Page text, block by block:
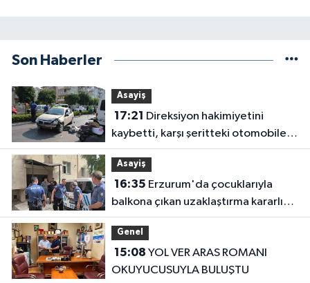
Son Haberler
Asayiş
17:21
kaybetti, karşı şeritteki otomobile
çarptı
Asayiş
16:35
balkona çıkan uzaklaştırma kararlı
koca ikna edildi
Genel
15:08
OKUYUCUSUYLA BULUŞTU